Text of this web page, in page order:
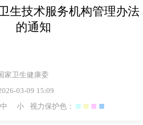
生技术服务机构管理办法
的通知
家卫生健康委
03-09 15:09
中 小 视力保护色：